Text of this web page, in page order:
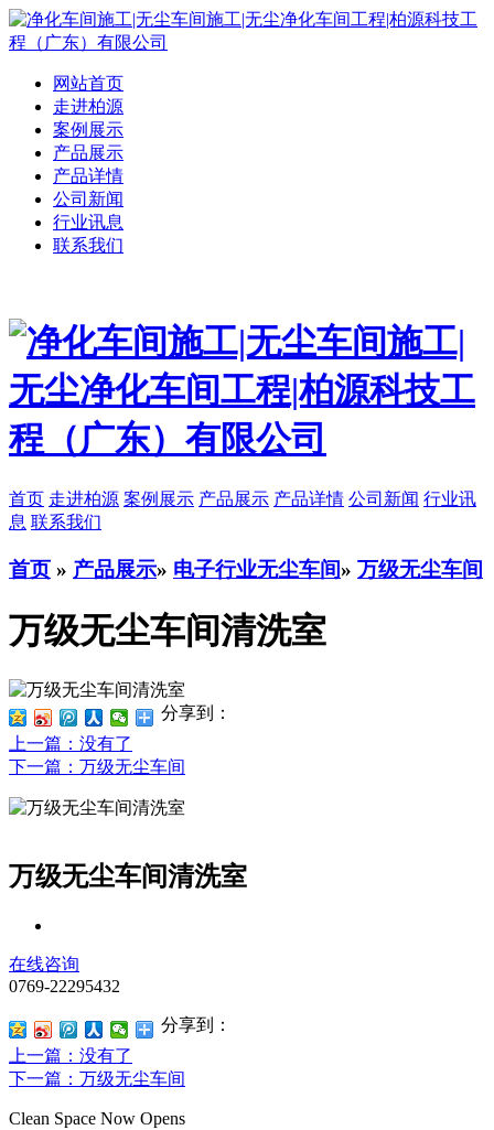
网站首页
走进柏源
案例展示
产品展示
产品详情
公司新闻
行业讯息
联系我们
首页 走进柏源 案例展示 产品展示 产品详情 公司新闻 行业讯
息 联系我们
首页 » 产品展示» 电子行业无尘车间» 万级无尘车间
万级无尘车间清洗室
分享到：
上一篇 ：没有了
下一篇 ：万级无尘车间
万级无尘车间清洗室
在线咨询
0769-22295432
分享到：
上一篇 ：没有了
下一篇 ：万级无尘车间
Clean Space Now Opens